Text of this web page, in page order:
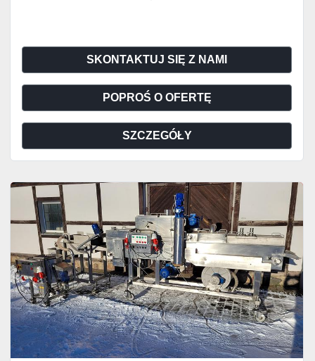
SKONTAKTUJ SIĘ Z NAMI
POPROŚ O OFERTĘ
SZCZEGÓŁY